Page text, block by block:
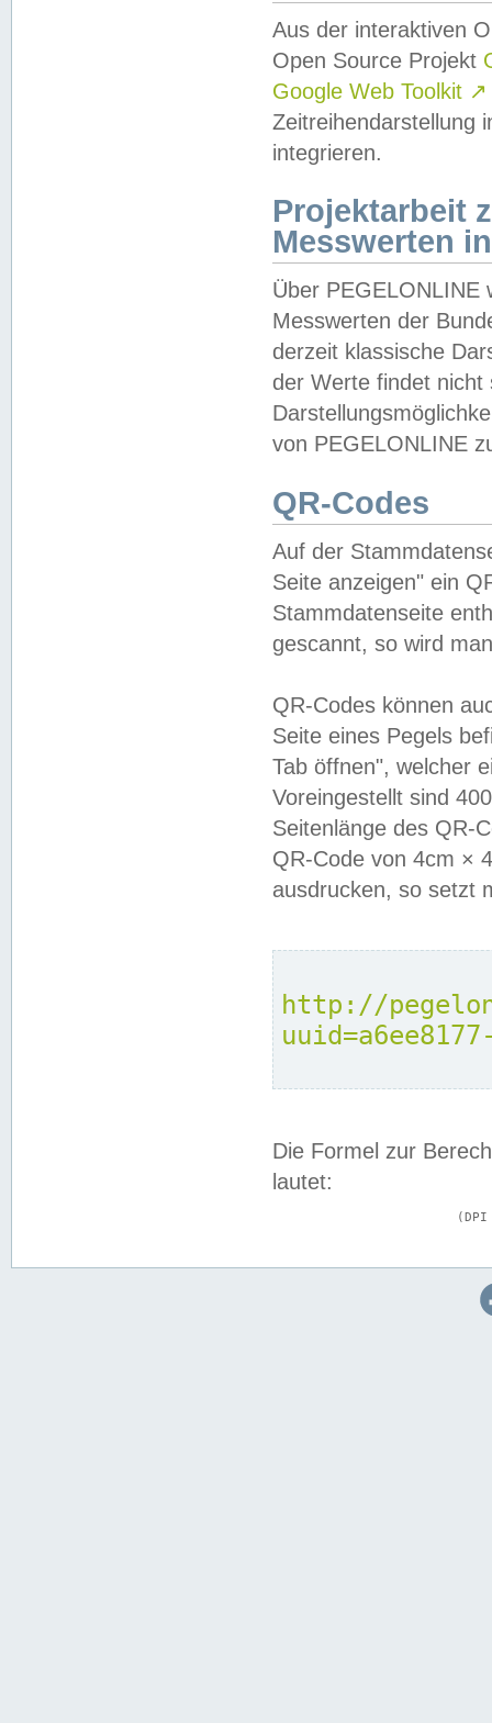
Aus der interaktiven
Open Source Projekt
Google Web Toolkit ↗
Zeitreihendarstellung
integrieren.
Projektarbeit
Messwerten
Über PEGELONLINE
Messwerten der
derzeit klassische
der Werte findet
von PEGELONLINE
QR-Codes
Auf der
Seite anzeigen" ein
Stammdatenseite
gescannt, so wird
QR-Codes können
Seite eines Pegels
Tab öffnen", welcher
Voreingestellt sind
Seitenlänge des QR-
QR-Code von 4cm ×
ausdrucken, so setzt
http://
Die Formel zur
lautet: